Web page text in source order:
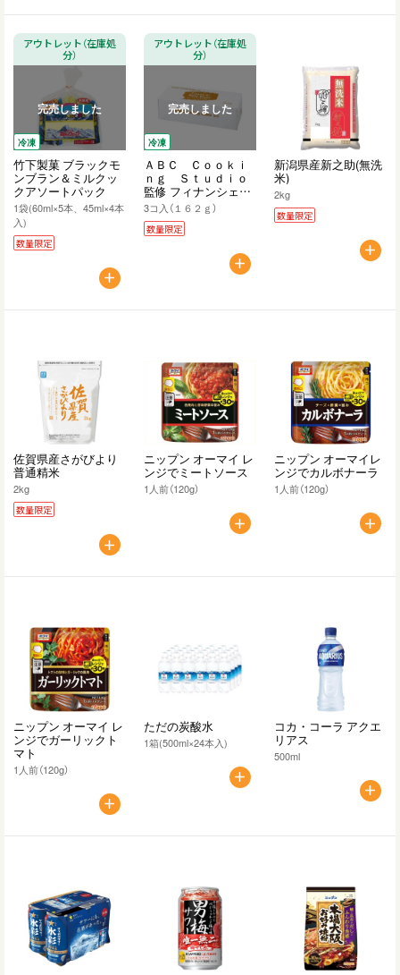
アウトレット（在庫処
分）
完売しました
冷凍
竹下製菓 ブラックモ
ンブラン＆ミルクッ
クアソートパック
1袋(60ml×5本、45ml×4本
入)
数量限定
アウトレット（在庫処
分）
完売しました
冷凍
ＡＢＣ Ｃｏｏｋｉ
ｎｇ Ｓｔｕｄｉｏ
監修 フィナンシェ･
モンブラン
3コ入（１６２ｇ）
数量限定
新潟県産新之助(無洗
米)
2kg
数量限定
佐賀県産さがびより
普通精米
2kg
数量限定
ニップン オーマイ レ
ンジでミートソース
1人前（120g）
ニップン オーマイレ
ンジでカルボナーラ
1人前（120g）
ニップン オーマイ レ
ンジでガーリックト
マト
1人前（120g）
ただの炭酸水
1箱(500ml×24本入)
コカ・コーラ アクエ
リアス
500ml